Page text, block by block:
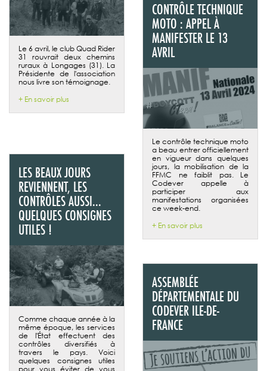
Le 6 avril, le club Quad Rider
31 rouvrait deux chemins
ruraux à Longages (31). La
Présidente de l'association
nous livre son témoignage.
+ En savoir plus
CONTRÔLE TECHNIQUE
MOTO : APPEL À
MANIFESTER LE 13
AVRIL
Le contrôle technique moto
a beau entrer officiellement
en vigueur dans quelques
jours, la mobilisation de la
FFMC ne faiblit pas. Le
Codever appelle à
participer aux
manifestations organisées
ce week-end.
+ En savoir plus
LES BEAUX JOURS
REVIENNENT, LES
CONTRÔLES AUSSI...
QUELQUES CONSIGNES
UTILES !
Comme chaque année à la
même époque, les services
de l'État effectuent des
contrôles diversifiés à
travers le pays. Voici
quelques consignes utiles
pour vous éviter de vous
ASSEMBLÉE
DÉPARTEMENTALE DU
CODEVER ILE-DE-
FRANCE